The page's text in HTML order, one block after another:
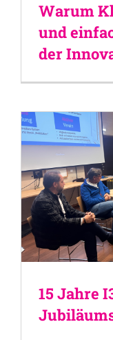
Warum
und
der
15 Jahre